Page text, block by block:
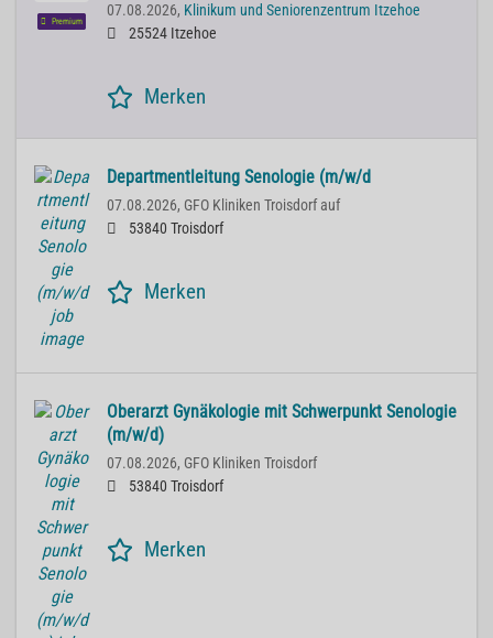
Premium
07.08.2026, Klinikum und Seniorenzentrum Itzehoe
25524 Itzehoe
Merken
Departmentleitung Senologie (m/w/d
07.08.2026, GFO Kliniken Troisdorf auf
53840 Troisdorf
Merken
Oberarzt Gynäkologie mit Schwerpunkt Senologie
(m/w/d)
07.08.2026, GFO Kliniken Troisdorf
53840 Troisdorf
Merken